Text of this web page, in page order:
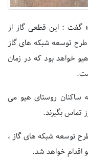
گفت : این قطعی گاز از
طرح توسعه شبکه های گاز
روستای هیو خواهد بود که در زمان
ساکنان روستای هیو می
توسعه شبکه های گاز ،
اقدام خواهد شد.